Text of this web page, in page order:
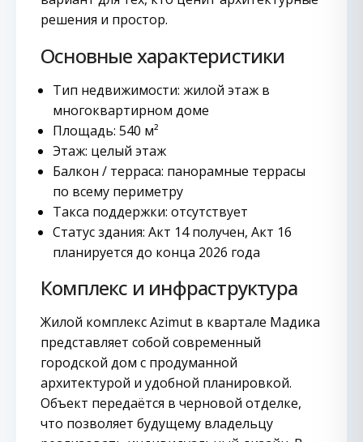
решения и простор.
Основные характеристики
Тип недвижимости: жилой этаж в
многоквартирном доме
Площадь: 540 м²
Этаж: целый этаж
Балкон / терраса: панорамные террасы
по всему периметру
Такса поддержки: отсутствует
Статус здания: Акт 14 получен, Акт 16
планируется до конца 2026 года
Комплекс и инфраструктура
Жилой комплекс Azimut в квартале Мадика
представляет собой современный
городской дом с продуманной
архитектурой и удобной планировкой.
Объект передаётся в черновой отделке,
что позволяет будущему владельцу